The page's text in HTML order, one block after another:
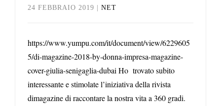
24 FEBBRAIO 2019 NET
https://www.yumpu.com/it/document/view/6229605
5/di-magazine-2018-by-donna-impresa-magazine-
cover-giulia-senigaglia-dubai Ho trovato subito
interessante e stimolate l’iniziativa della rivista
dimagazine di raccontare la nostra vita a 360 gradi.